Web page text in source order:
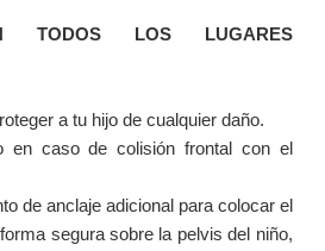
TODOS LOS LUGARES
a tu hijo de cualquier daño.
en caso de colisión frontal con el
de anclaje adicional para colocar el
segura sobre la pelvis del niño,